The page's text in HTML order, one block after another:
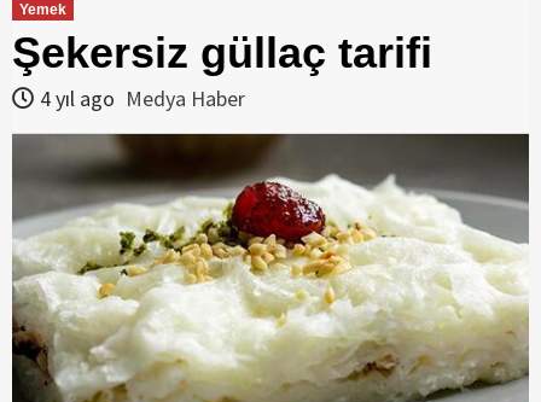
Yemek
Şekersiz güllaç tarifi
4 yıl ago Medya Haber